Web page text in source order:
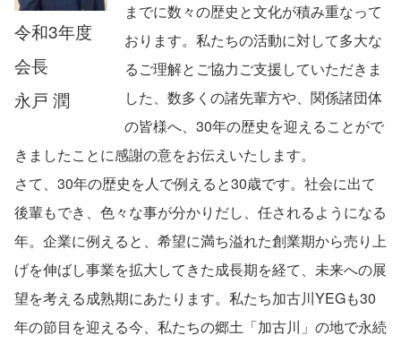
令和3年度
会長
永戸 潤
までに数々の歴史と文化が積み重なって
おります。私たちの活動に対して多大な
るご理解とご協力ご支援していただきま
した、数多くの諸先輩方や、関係諸団体
の皆様へ、30年の歴史を迎えることがで
きましたことに感謝の意をお伝えいたします。
さて、30年の歴史を人で例えると30歳です。社会に出て
後輩もでき、色々な事が分かりだし、任されるようになる
年。企業に例えると、希望に満ち溢れた創業期から売り上
げを伸ばし事業を拡大してきた成長期を経て、未来への展
望を考える成熟期にあたります。私たち加古川YEGも30
年の節目を迎える今、私たちの郷土「加古川」の地で永続